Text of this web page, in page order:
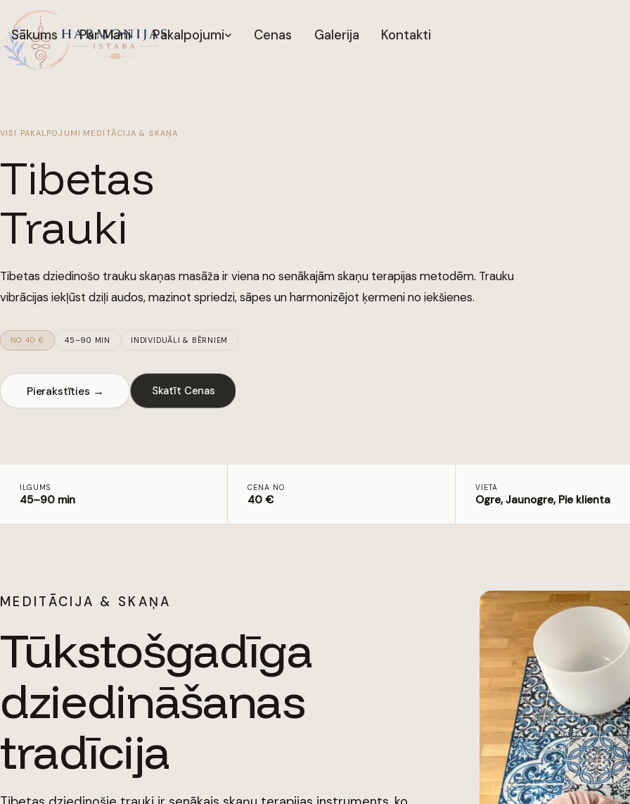
Sākums Par Mani Pakalpojumi Cenas Galerija Kontakti
VISI PAKALPOJUMI MEDITĀCIJA & SKAŅA
Tibetas
Trauki
Tibetas dziedinošo trauku skaņas masāža ir viena no senākajām skaņu terapijas metodēm. Trauku
vibrācijas iekļūst dziļi audos, mazinot spriedzi, sāpes un harmonizējot ķermeni no iekšienes.
NO 40 € 45–90 MIN INDIVIDUĀLI & BĒRNIEM
Pierakstīties → Skatīt Cenas
ILGUMS
45–90 min
CENA NO
40 €
VIETA
Ogre, Jaunogre, Pie klienta
MEDITĀCIJA & SKAŅA
Tūkstošgadīga
dziedināšanas
tradīcija